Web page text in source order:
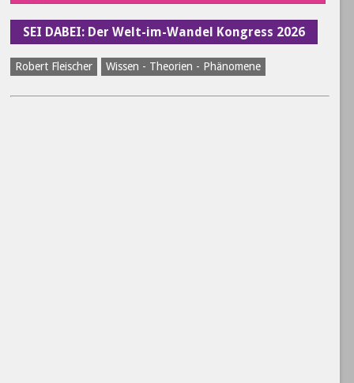
SEI DABEI: Der Welt-im-Wandel Kongress 2026
Robert Fleischer Wissen - Theorien - Phänomene